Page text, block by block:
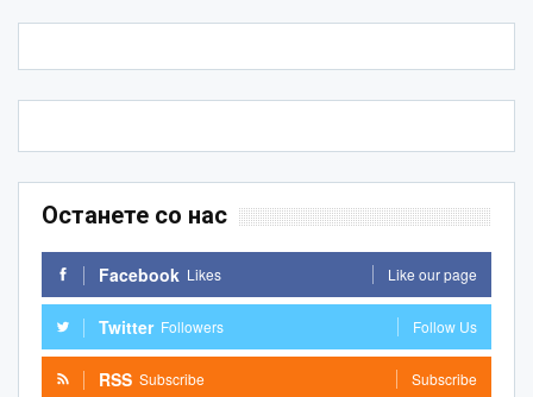
Останете со нас
Facebook Likes Like our page
Twitter Followers Follow Us
RSS Subscribe Subscribe